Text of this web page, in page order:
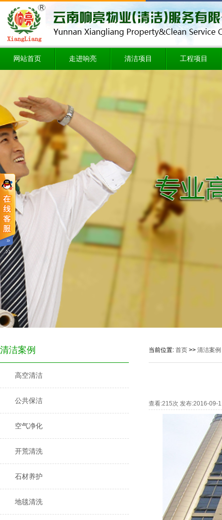
网站首页 走进响亮 清洁项目 工程项目
清洁案例
高空清洁
公共保洁
空气净化
开荒清洗
石材养护
地毯清洗
当前位置: 首页 >> 清洁案例
查看:215次 发布:2016-09-